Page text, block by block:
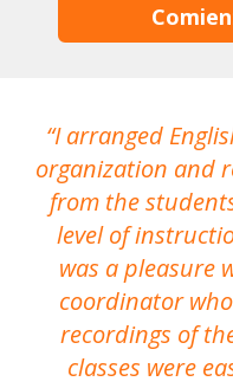
I arranged
organization and
from the
level of
was a pleasure
coordinator
recordings of
classes were